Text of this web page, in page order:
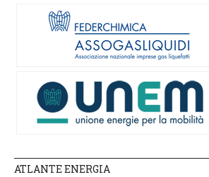
ATLANTE ENERGIA